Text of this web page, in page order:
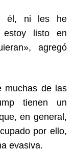
él, ni les he
estoy listo en
agregó
muchas de las
tienen un
en general,
por ello,
evasiva.